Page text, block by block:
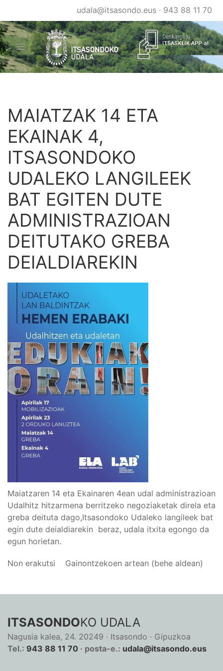
main
content
udala@itsasondo.eus· 943 88 11 70
MAIATZAK 14 ETA
EKAINAK 4,
ITSASONDOKO
UDALEKO LANGILEEK
BAT EGITEN DUTE
ADMINISTRAZIOAN
DEITUTAKO GREBA
DEIALDIAREKIN
Maiatzaren 14 eta Ekainaren 4ean udal administrazioan
Udalhitz hitzarmena berritzeko negoziaketak direla eta
greba deituta dago,Itsasondoko Udaleko langileek bat
egin dute deialdiarekin beraz, udala itxita egongo da
egun horietan.
Non erakutsi Gainontzekoen artean (behe aldean)
ITSASONDOKO UDALA
Nagusia kalea, 24. 20249 · Itsasondo · Gipuzkoa
Tel.: 943 88 11 70 · posta-e.: udala@itsasondo.eus